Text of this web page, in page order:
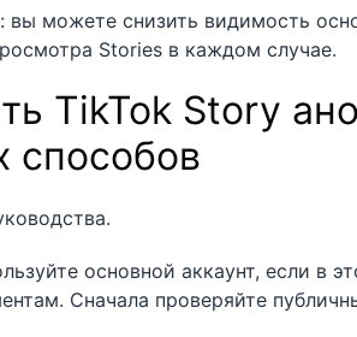
вы можете снизить видимость
Stories в каждом случае.
TikTok Story
способов
основной аккаунт, если в
Сначала проверяйте